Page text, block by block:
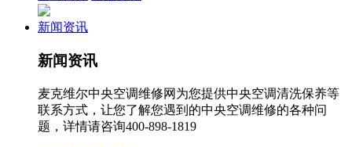
新闻资讯
新闻资讯
麦克维尔中央空调维修网为您提供中央空调清洗保养等
联系方式，让您了解您遇到的中央空调维修的各种问
题，详情请咨询400-898-1819